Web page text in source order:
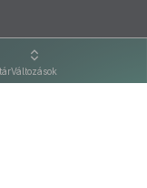
Változások